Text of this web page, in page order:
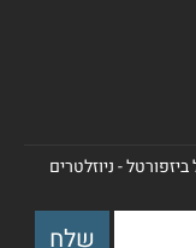
- ניוזלטרים